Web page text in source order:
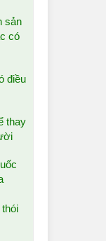
sản
có
điều
thay